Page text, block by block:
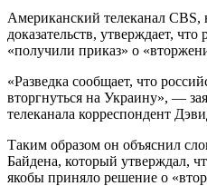
Американский телеканал CBS,
доказательств, утверждает,
«получили приказ» о
«Разведка сообщает, что
вторгнуться на Украину», —
телеканала корреспондент
Таким образом он объяснил
Байдена, который утверждал,
якобы приняло решение о